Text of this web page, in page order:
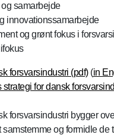
samarbejde
innovationssamarbejde
og grønt fokus i
forsvarsindustri (pdf)(in
for dansk
forsvarsindustri bygger
samstemme og formidle